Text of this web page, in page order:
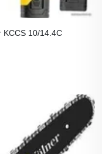
KCCS 10/14.4C